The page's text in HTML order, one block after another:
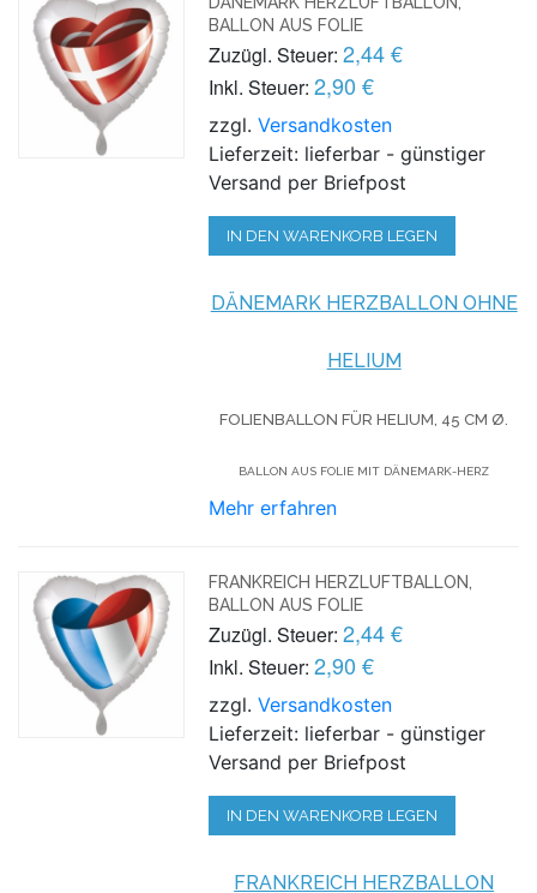
BALLON AUS FOLIE
Zuzügl. Steuer: 2,44 €
Inkl. Steuer: 2,90 €
zzgl.Versandkosten
Lieferzeit: lieferbar - günstiger
Versand per Briefpost
IN DEN WARENKORB LEGEN
DÄNEMARK HERZBALLON OHNE
HELIUM
FOLIENBALLON FÜR HELIUM, 45 CM Ø.
BALLON AUS FOLIE MIT DÄNEMARK-HERZ
Mehr erfahren
FRANKREICH HERZLUFTBALLON,
BALLON AUS FOLIE
Zuzügl. Steuer: 2,44 €
Inkl. Steuer: 2,90 €
zzgl.Versandkosten
Lieferzeit: lieferbar - günstiger
Versand per Briefpost
IN DEN WARENKORB LEGEN
FRANKREICH HERZBALLON